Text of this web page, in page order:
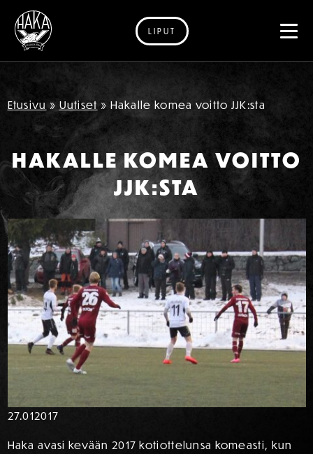
Siirry sisältöön
LIPUT
Etusivu » Uutiset » Hakalle komea voitto JJK:sta
HAKALLE KOMEA VOITTO
JJK:STA
27.012017
Haka avasi kevään 2017 kotiottelunsa komeasti, kun